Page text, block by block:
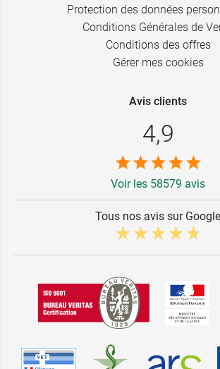
Protection des données
Conditions Générales de
Conditions des offres
Gérer mes cookies
Avis clients
4,9
Voir les 58579 avis
Tous nos avis sur Google